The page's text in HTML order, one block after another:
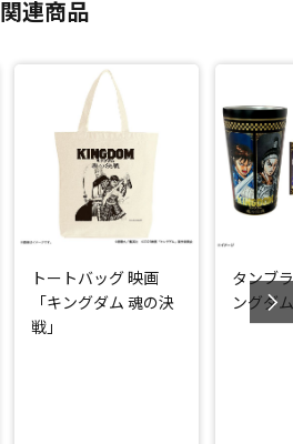
関連商品
トートバッグ 映画
「キングダム 魂の決
戦」
タンブ
ングダ